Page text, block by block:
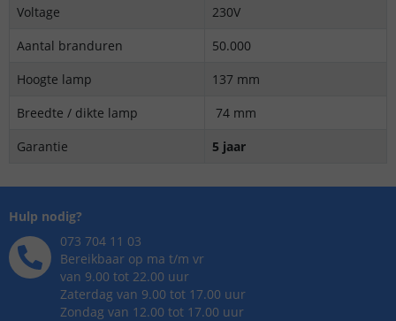
Voltage
230V
Aantal branduren
50.000
Hoogte lamp
137 mm
Breedte / dikte lamp
74 mm
Garantie
5 jaar
Hulp nodig?
073 704 11 03
Bereikbaar op ma t/m vr
van 9.00 tot 22.00 uur
Zaterdag van 9.00 tot 17.00 uur
Zondag van 12.00 tot 17.00 uur